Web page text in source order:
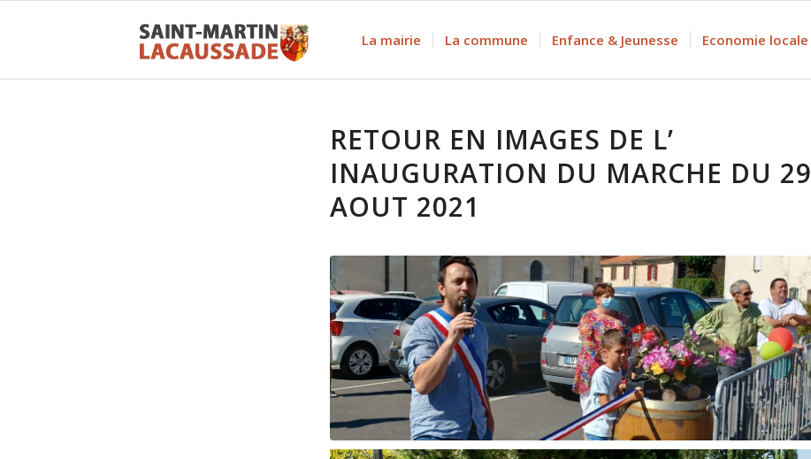
La mairie La commune Enfance & Jeunesse Economie locale
RETOUR EN IMAGES DE L’
INAUGURATION DU MARCHE DU 29
AOUT 2021